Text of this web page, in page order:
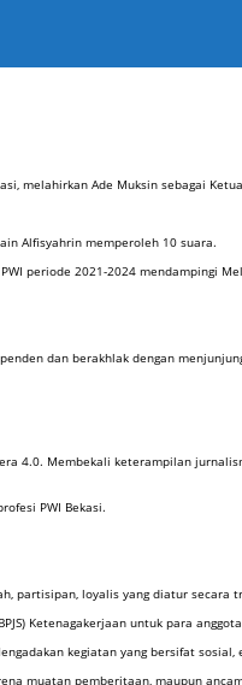
melahirkan Ade Muksin sebagai
Alfisyahrin memperoleh 10 suara.
periode 2021-2024 mendampingi
dan berakhlak dengan
4.0. Membekali keterampilan
profesi PWI Bekasi.
partisipan, loyalis yang diatur
Ketenagakerjaan untuk para
kegiatan yang bersifat
muatan pemberitaan, maupun